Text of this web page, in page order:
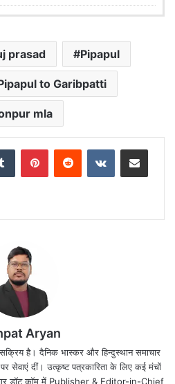
prasad Pipapul
to Garibpatti
mla
Tumblr PinterestReddit VKontakteShare via Email
Aryan
है। दैनिक भास्कर और हिन्दुस्थान समाचार
सेवाएं दीं। उत्कृष्ट पत्रकारिता के लिए कई मंचों
डॉट कॉम में Publisher & Editor-in-Chief